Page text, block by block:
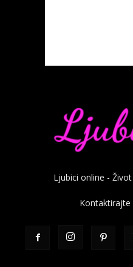
Ljubici online -
Kontaktirajte